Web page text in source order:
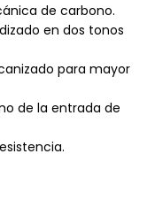
de carbono.
en dos tonos
para mayor
de la entrada de